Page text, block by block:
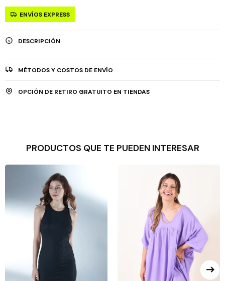
ENVÍOS EXPRESS
DESCRIPCIÓN
MÉTODOS Y COSTOS DE ENVÍO
OPCIÓN DE RETIRO GRATUITO EN TIENDAS
PRODUCTOS QUE TE PUEDEN INTERESAR